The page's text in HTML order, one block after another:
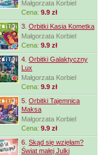
Małgorzata Korbiel
Cena: 9.9 zł
3. Orbitki Kasia Kometka
Małgorzata Korbiel
Cena: 9.9 zł
4. Orbitki Galaktyczny
Lux
Małgorzata Korbiel
Cena: 9.9 zł
5. Orbitki Tajemnica
Maksa
Małgorzata Korbiel
Cena: 9.9 zł
6. Skąd się wzięłam?
Świat małej Julki